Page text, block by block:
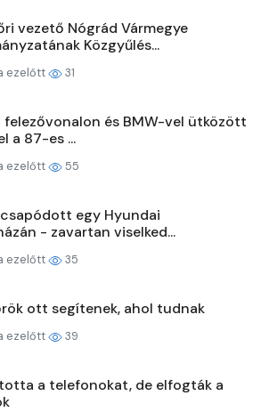
vezető Nógrád Vármegye
Közgyűlés...
ezelőtt 31
és BMW-vel ütközött
a 87-es ...
ezelőtt 55
egy Hyundai
- zavartan viselked...
ezelőtt 35
ott segítenek, ahol tudnak
ezelőtt 39
a telefonokat, de elfogták a